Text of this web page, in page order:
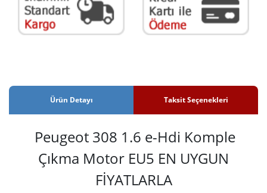
Ürün Detayı Taksit Seçenekleri
Peugeot 308 1.6 e-Hdi Komple
Çıkma Motor EU5 EN UYGUN
FİYATLARLA